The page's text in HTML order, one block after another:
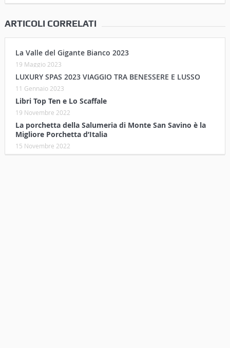
ARTICOLI CORRELATI
La Valle del Gigante Bianco 2023
19 Maggio 2023
LUXURY SPAS 2023 VIAGGIO TRA BENESSERE E LUSSO
11 Gennaio 2023
Libri Top Ten e Lo Scaffale
19 Novembre 2022
La porchetta della Salumeria di Monte San Savino è la
Migliore Porchetta d’Italia
15 Novembre 2022